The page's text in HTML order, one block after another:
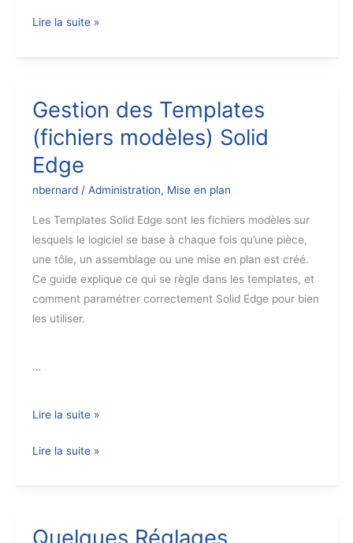
options
dans
Edge
Les
options
rendu
dynamique
dans
Solid
Lire la suite »
Gestion des Templates
(fichiers modèles) Solid
Edge
nbernard / Administration, Mise en plan
Les Templates Solid Edge sont les fichiers modèles sur
lesquels le logiciel se base à chaque fois qu’une pièce,
une tôle, un assemblage ou une mise en plan est créé.
Ce guide explique ce qui se règle dans les templates, et
comment paramétrer correctement Solid Edge pour bien
les utiliser.
…
Gestion
Templates
Edge
Lire la suite »
Gestion
Templates
modèles)
Lire la suite »
Quelques Réglages